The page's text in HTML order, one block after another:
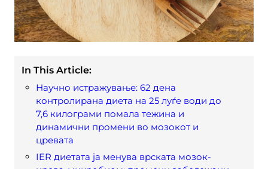
In This Article:
Научно истражување: 62 дена
контролирана диета на 25 луѓе води до
7,6 килограми помала тежина и
динамични промени во мозокот и
цревата
IER диетата ја менува врската мозок-